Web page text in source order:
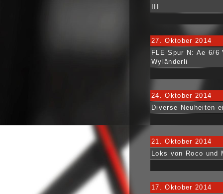
III
27. Oktober 2014
FLE Spur N: Ae 6/6
Wyländerli
24. Oktober 2014
Diverse Neuheiten
21. Oktober 2014
Loks von Roco und
17. Oktober 2014